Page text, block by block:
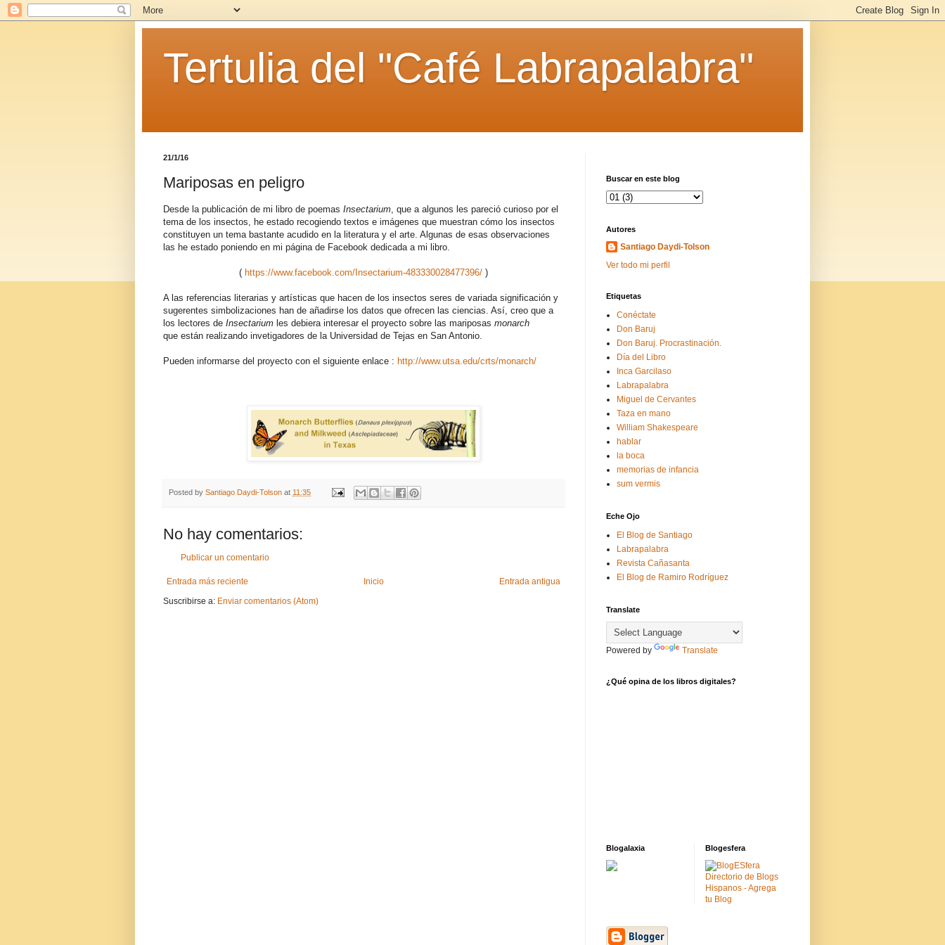
Tertulia del "Café Labrapalabra"
21/1/16
Mariposas en peligro
Desde la publicación de mi libro de poemas Insectarium , que a algunos les pareció curioso por el
tema de los insectos, he estado recogiendo textos e imágenes que muestran cómo los insectos
constituyen un tema bastante acudido en la literatura y el arte. Algunas de esas observaciones
las he estado poniendo en mi página de Facebook dedicada a mi libro.
( https://www.facebook.com/Insectarium-483330028477396/ )
A las referencias literarias y artísticas que hacen de los insectos seres de variada significación y
sugerentes simbolizaciones han de añadirse los datos que ofrecen las ciencias. Así, creo que a
los lectores de Insectarium les debiera interesar el proyecto sobre las mariposas monarch
que están realizando invetigadores de la Universidad de Tejas en San Antonio.
Pueden informarse del proyecto con el siguiente enlace : http://www.utsa.edu/crts/monarch/
Posted by Santiago Daydi-Tolson at 11:35
No hay comentarios:
Publicar un comentario
Entrada más reciente Entrada antigua
Inicio
Suscribirse a: Enviar comentarios (Atom)
Buscar en este blog
Autores
Santiago Daydi-Tolson
Ver todo mi perfil
Etiquetas
Conéctate
Don Baruj
Don Baruj. Procrastinación.
Día del Libro
Inca Garcilaso
Labrapalabra
Miguel de Cervantes
Taza en mano
William Shakespeare
hablar
la boca
memorias de infancia
sum vermis
Eche Ojo
El Blog de Santiago
Labrapalabra
Revista Cañasanta
El Blog de Ramiro Rodríguez
Translate
Powered by Translate
¿Qué opina de los libros digitales?
Blogalaxia Blogesfera